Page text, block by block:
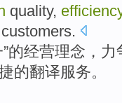
quality,
customers.
”的经营理念 ， 力
的翻译服务。